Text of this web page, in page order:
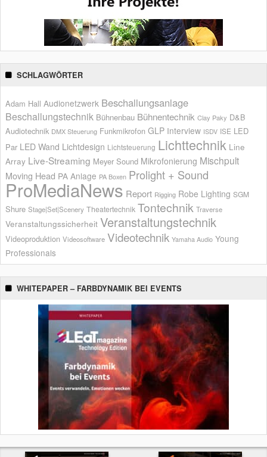
SCHLAGWÖRTER
Adam Hall Audionetzwerk Beschallungsanlage
Beschallungstechnik Bühnenbau Bühnentechnik Clay Paky D&B
Audiotechnik DMX Steuerung Funkmikrofon GLP Interview ISDV ISE LED
Par LED Wand Lichtdesign Lichtsteuerung Lichttechnik Line
Array Live-Streaming Meyer Sound Mikrofonierung Mischpult
Moving Head PA Anlage PA Boxen Prolight + Sound
ProMediaNews Report Rigging Robe Lighting SGM
Shure Stage|Set|Scenery Theatertechnik Tontechnik Traverse
Veranstaltungssicherheit Veranstaltungstechnik
Videoproduktion Videosoftware Videotechnik Yamaha Audio Young
Professionals
WHITEPAPER – FARBDYNAMIK BEI EVENTS